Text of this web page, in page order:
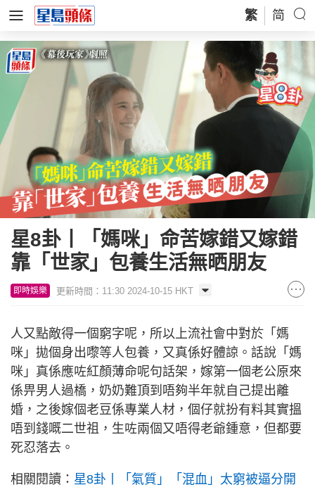
繁 简
星8卦丨「媽咪」命苦嫁錯又嫁錯
靠「世家」包養生活無晒朋友
即時娛樂 更新時間：11:30 2024-10-15 HKT
人又點敵得一個窮字呢，所以上流社會中對於「媽
咪」拋個身出嚟等人包養，又真係好體諒。話說「媽
咪」真係應咗紅顏薄命呢句話架，嫁第一個老公原來
係畀男人過橋，奶奶難頂到唔夠半年就自己提出離
婚，之後嫁個老豆係專業人材，個仔就扮有料其實搵
唔到錢嘅二世祖，生咗兩個又唔得老爺鍾意，但都要
死忍落去。
相關閱讀： 星8卦丨「氣質」「混血」太窮被逼分開